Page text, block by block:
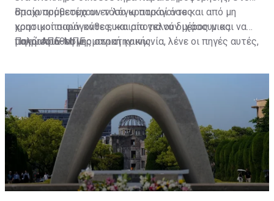
οποίο συμμετέχουν τόσο κρατικοί όσο και από μη
κρατικοί παράγοντες, και αποτελούν μέρος μιας
μακροπρόθεσμης στρατηγικής.
Βραχυπρόθεσμα οι εν λόγω παράγοντες
χρησιμοποιούν κάθε ευκαιρία για να διχάσουν και να
πολώσουν τη γερμανική κοινωνία, λένε οι πηγές αυτές,
τεχνητής νοημοσύνης.
Πηγή: ΑΠΕ-ΜΠΕ